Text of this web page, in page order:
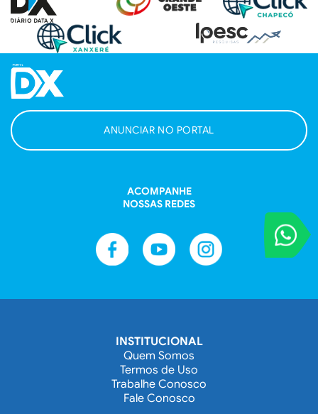
VOCÊ
Entre em
ANUNCIAR NO PORTAL
ACOMPANHE
NOSSAS REDES
INSTITUCIONAL
Quem Somos
Termos de Uso
Trabalhe Conosco
Fale Conosco